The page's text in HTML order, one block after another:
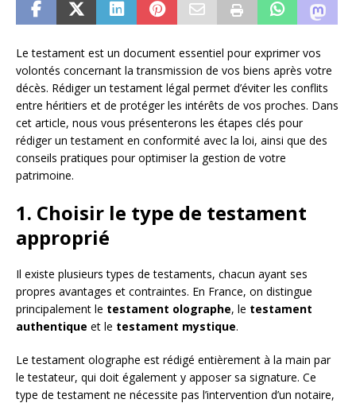
Le testament est un document essentiel pour exprimer vos
volontés concernant la transmission de vos biens après votre
décès. Rédiger un testament légal permet d’éviter les conflits
entre héritiers et de protéger les intérêts de vos proches. Dans
cet article, nous vous présenterons les étapes clés pour
rédiger un testament en conformité avec la loi, ainsi que des
conseils pratiques pour optimiser la gestion de votre
patrimoine.
1. Choisir le type de testament
approprié
Il existe plusieurs types de testaments, chacun ayant ses
propres avantages et contraintes. En France, on distingue
principalement le testament olographe, le testament
authentique et le testament mystique.
Le testament olographe est rédigé entièrement à la main par
le testateur, qui doit également y apposer sa signature. Ce
type de testament ne nécessite pas l’intervention d’un notaire,